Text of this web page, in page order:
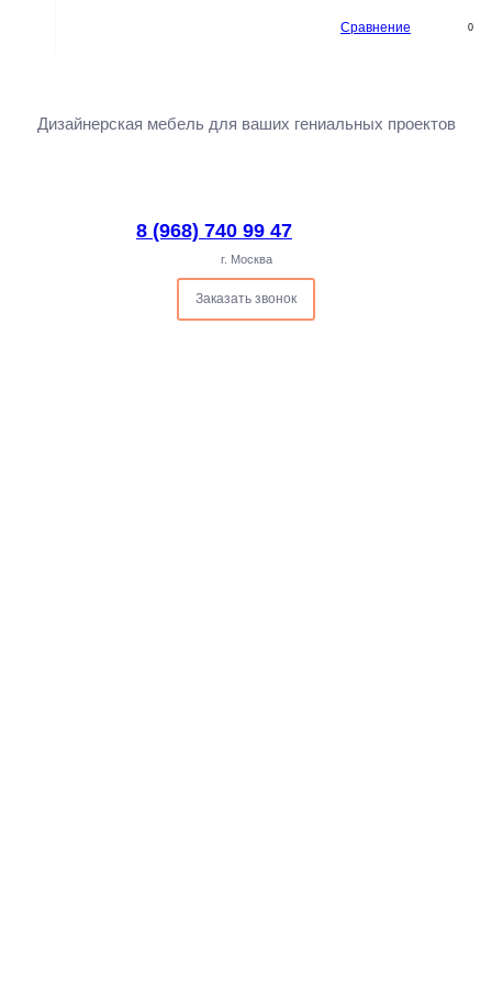
Дизайнерская мебель для ваших гениальных проектов
8 (968) 740 99 47
г. Москва
Заказать звонок
Сравнение 0